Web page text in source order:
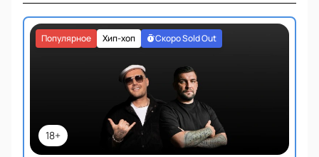
18+
Хип-хоп
Популярное Скоро Sold Out